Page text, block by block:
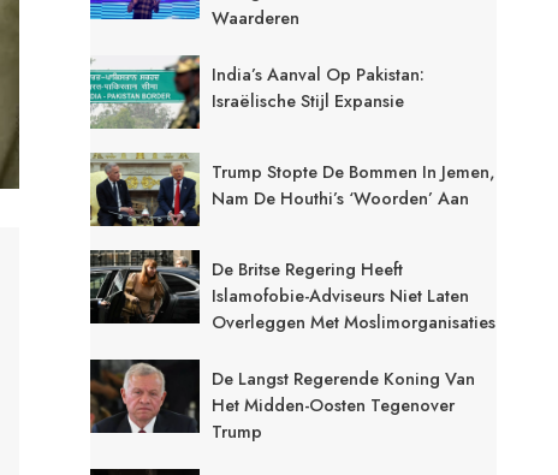
Waarderen
India’s Aanval Op Pakistan:
Israëlische Stijl Expansie
Trump Stopte De Bommen In Jemen,
Nam De Houthi’s ‘woorden’ Aan
De Britse Regering Heeft
Islamofobie-Adviseurs Niet Laten
Overleggen Met Moslimorganisaties
De Langst Regerende Koning Van
Het Midden-Oosten Tegenover
Trump